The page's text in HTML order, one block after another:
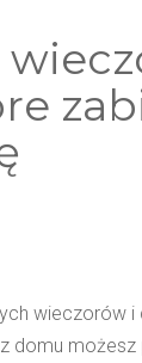
wieczorów
domu